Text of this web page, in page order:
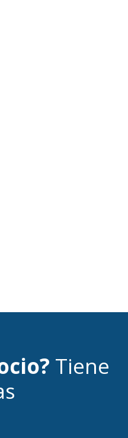
Tiene